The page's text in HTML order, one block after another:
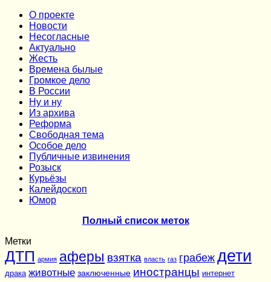
О проекте
Новости
Несогласные
Актуально
Жесть
Времена былые
Громкое дело
В России
Ну и ну
Из архива
Реформа
Cвободная тема
Особое дело
Публичные извинения
Розыск
Курьёзы
Калейдоскоп
Юмор
Полный список меток
Метки
ДТП армия аферы взятка власть газ грабеж дети
драка животные заключенные иностранцы интернет